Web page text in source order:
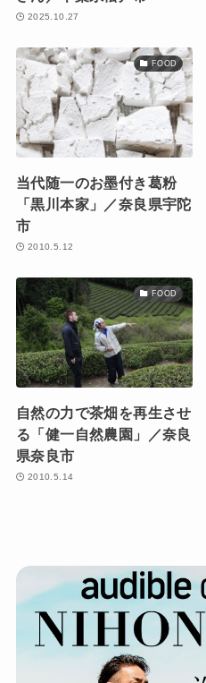
2025.10.27
FOOD
当代随一のお墨付き葛粉
「黒川本家」／奈良県宇陀
市
2010.5.12
FOOD
自然の力で茶畑を再生させ
る「健一自然農園」／奈良
県奈良市
2010.5.14